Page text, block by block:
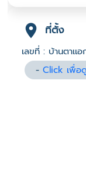
ที่ตั้ง
เลขที่ : บ้านตาเ
-Click เพื่อ